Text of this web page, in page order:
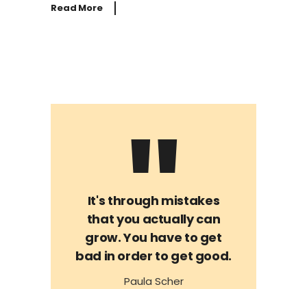
Read More
It's through mistakes
that you actually can
grow. You have to get
bad in order to get good.
Paula Scher